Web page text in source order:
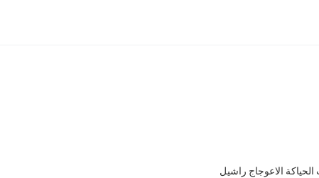
الحياكة الاعوجاج راشيل